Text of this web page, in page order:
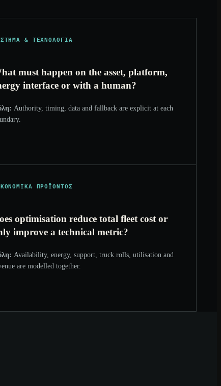
& ΤΕΧΝΟΛΟΓΊΑ
must happen on the asset, platform,
interface or with a human?
Authority, timing, data and fallback are explicit at each
ΠΡΟΪΌΝΤΟΣ
optimisation reduce total fleet cost or
improve a technical metric?
Availability, energy, support, truck rolls, utilisation and
are modelled together.